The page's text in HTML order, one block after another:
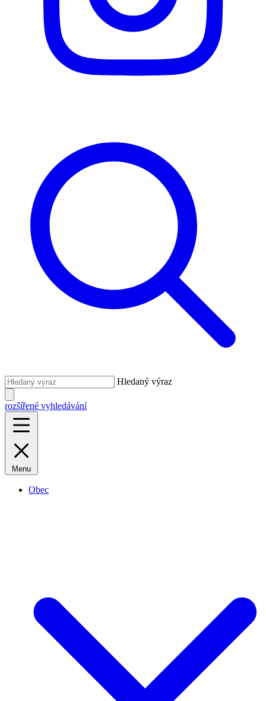
Hledaný výraz
rozšířené vyhledávání
Menu
Obec